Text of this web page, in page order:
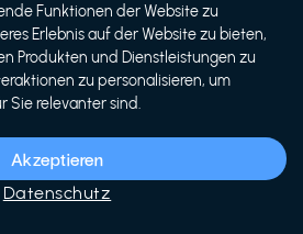
Brand für urbane Fahrräder...
Funktionen der Website zu
Erlebnis auf der Website zu bieten,
Produkten und Dienstleistungen zu
zu personalisieren, um
Sie relevanter sind.
Akzeptieren
Datenschutz